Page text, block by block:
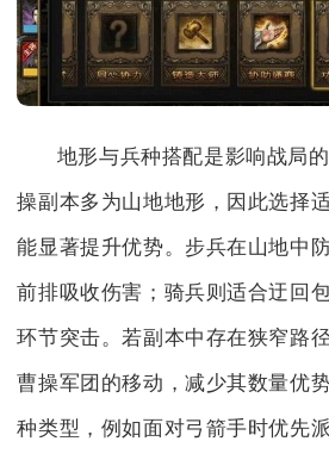
地形与兵种搭配是影响战局
操副本多为山地地形，因此选择
能显著提升优势。步兵在山地中
前排吸收伤害；骑兵则适合迂回
环节突击。若副本中存在狭窄路
曹操军团的移动，减少其数量优
种类型，例如面对弓箭手时优先